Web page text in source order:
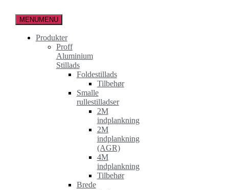
indholdet
MENUMENU
Produkter
Proff
Aluminium
Stillads
Foldestillads
Tilbehør
Smalle
rullestilladser
2M
indplankning
2M
indplankning
(AGR)
4M
indplankning
Tilbehør
Brede